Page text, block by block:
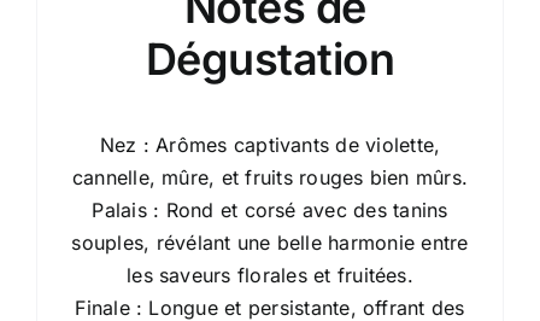
Dégustation
Nez : Arômes captivants de violette,
cannelle, mûre, et fruits rouges bien mûrs.
Palais : Rond et corsé avec des tanins
souples, révélant une belle harmonie entre
les saveurs florales et fruitées.
Finale : Longue et persistante, offrant des